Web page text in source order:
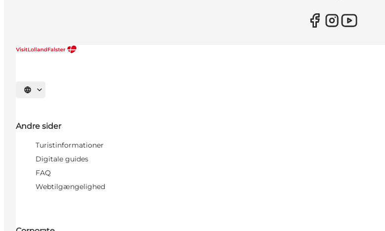
Vælg sprog
Andre sider
Turistinformationer
Digitale guides
FAQ
Webtilgængelighed